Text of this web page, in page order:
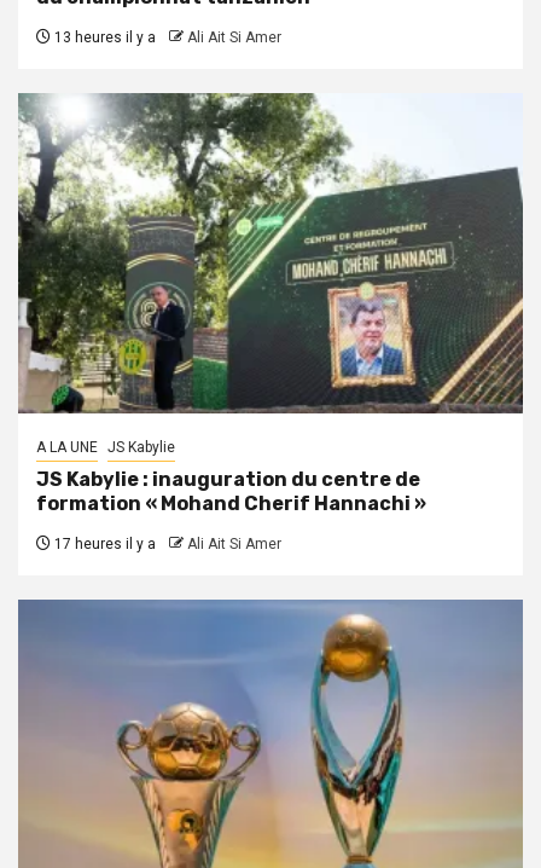
13 heures il y a Ali Ait Si Amer
A LA UNE JS Kabylie
JS Kabylie : inauguration du centre de
formation « Mohand Cherif Hannachi »
17 heures il y a Ali Ait Si Amer